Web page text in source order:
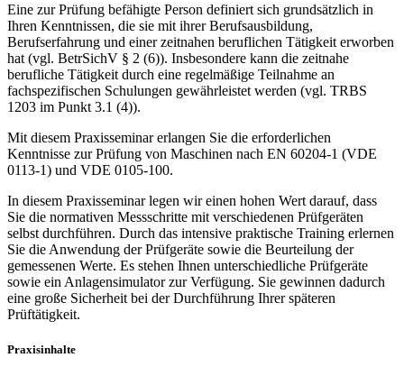
Eine zur Prüfung befähigte Person definiert sich grundsätzlich in
Ihren Kenntnissen, die sie mit ihrer Berufsausbildung,
Berufserfahrung und einer zeitnahen beruflichen Tätigkeit erworben
hat (vgl. BetrSichV § 2 (6)). Insbesondere kann die zeitnahe
berufliche Tätigkeit durch eine regelmäßige Teilnahme an
fachspezifischen Schulungen gewährleistet werden (vgl. TRBS
1203 im Punkt 3.1 (4)).
Mit diesem Praxisseminar erlangen Sie die erforderlichen
Kenntnisse zur Prüfung von Maschinen nach EN 60204-1 (VDE
0113-1) und VDE 0105-100.
In diesem Praxisseminar legen wir einen hohen Wert darauf, dass
Sie die normativen Messschritte mit verschiedenen Prüfgeräten
selbst durchführen. Durch das intensive praktische Training erlernen
Sie die Anwendung der Prüfgeräte sowie die Beurteilung der
gemessenen Werte. Es stehen Ihnen unterschiedliche Prüfgeräte
sowie ein Anlagensimulator zur Verfügung. Sie gewinnen dadurch
eine große Sicherheit bei der Durchführung Ihrer späteren
Prüftätigkeit.
Praxisinhalte